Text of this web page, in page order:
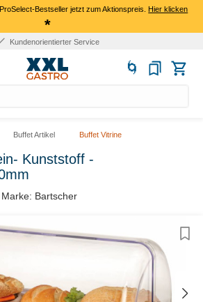
Bestseller jetzt zum Aktionspreis.Hier klicken
*
Kundenorientierter Service
Buffet Artikel Buffet Vitrine
Kunststoff -
Marke: Bartscher